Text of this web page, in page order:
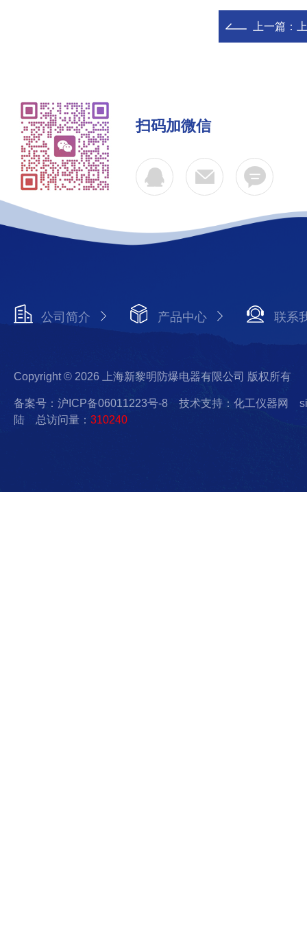
上一篇：
扫码加微信
公司简介 产品中心 联系
Copyright © 2026 上海新黎明防爆电器有限公司 版权所有
备案号：沪ICP备06011223号-8 技术支持：化工仪器网
陆 总访问量： 310240